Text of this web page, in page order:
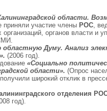
области.
приняли участие члены РОС,
органов власти и
Думу. Анализ
(2006 год).
«Социально
области». (Опрос
широкий отклик в
отделения
год).